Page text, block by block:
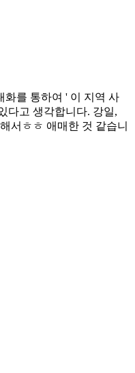
화를 통하여 ' 이 지역 사
다고 생각합니다. 강일,
서ㅎㅎ 애매한 것 같습니